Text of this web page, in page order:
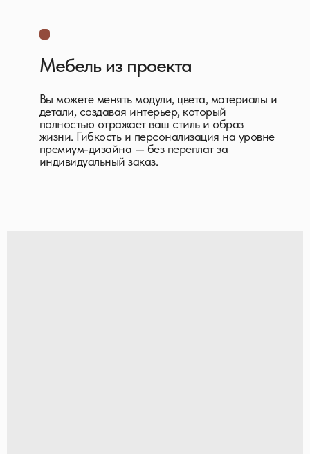
Мебель из проекта
Вы можете менять модули, цвета, материалы и
детали, создавая интерьер, который
полностью отражает ваш стиль и образ
жизни. Гибкость и персонализация на уровне
премиум-дизайна — без переплат за
индивидуальный заказ.